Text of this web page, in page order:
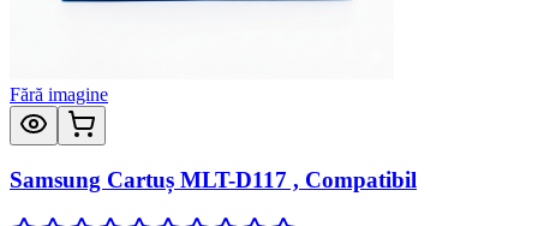
Fără imagine
Samsung Cartuș MLT-D117 , Compatibil